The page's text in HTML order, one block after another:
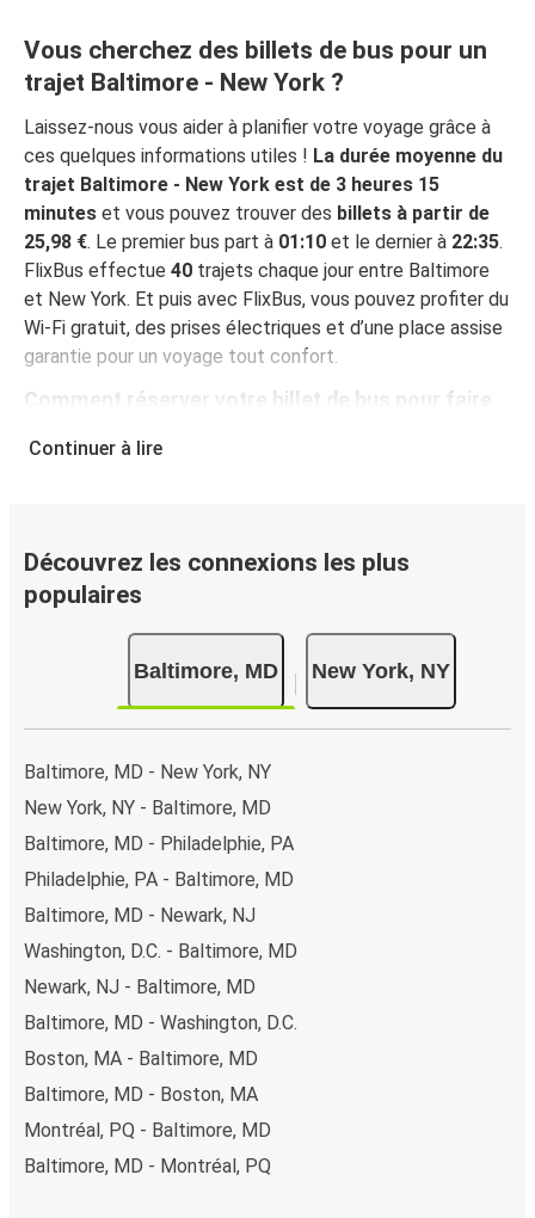
Vous cherchez des billets de bus pour un
trajet Baltimore - New York ?
Laissez-nous vous aider à planifier votre voyage grâce à
ces quelques informations utiles ! La durée moyenne du
trajet Baltimore - New York est de 3 heures 15
minutes et vous pouvez trouver des billets à partir de
25,98 €. Le premier bus part à 01:10 et le dernier à 22:35.
FlixBus effectue 40 trajets chaque jour entre Baltimore
et New York. Et puis avec FlixBus, vous pouvez profiter du
Wi-Fi gratuit, des prises électriques et d’une place assise
garantie pour un voyage tout confort.
Comment réserver votre billet de bus pour faire
New York en ligne, vous pouvez choisir entre différents
modes de paiement sécurisés : carte bancaire, PayPal,
Google Pay ou encore Apple Pay. Vous pouvez également
payer en espèces (dans un point de vente ou lorsque vous
montez à bord du bus).
Continuer à lire
Découvrez les connexions les plus
populaires
Baltimore, MD New York, NY
Baltimore, MD - New York, NY
New York, NY - Baltimore, MD
Baltimore, MD - Philadelphie, PA
Philadelphie, PA - Baltimore, MD
Baltimore, MD - Newark, NJ
Washington, D.C. - Baltimore, MD
Newark, NJ - Baltimore, MD
Baltimore, MD - Washington, D.C.
Boston, MA - Baltimore, MD
Baltimore, MD - Boston, MA
Montréal, PQ - Baltimore, MD
Baltimore, MD - Montréal, PQ